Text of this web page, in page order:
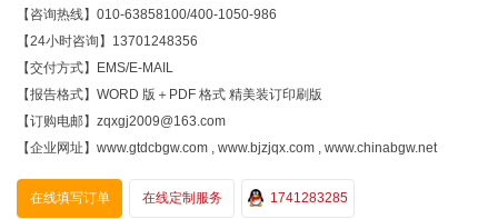
【咨询热线】010-63858100/400-1050-986
【24小时咨询】13701248356
【交付方式】EMS/E-MAIL
【报告格式】WORD 版＋PDF 格式 精美装订印刷版
【订购电邮】zqxgj2009@163.com
【企业网址】www.gtdcbgw.com , www.bjzjqx.com , www.chinabgw.net
在线填写订单 在线定制服务 1741283285